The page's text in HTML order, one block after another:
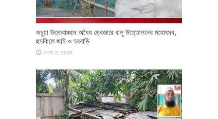
কচুয়া উত্তরাঞ্চলে অবৈধ ড্রেজারে বালু উত্তোলনের মহোৎসব,
হুমকিতে জমি ও ঘরবাড়ি
আগস্ট 2, 2026